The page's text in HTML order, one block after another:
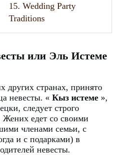
15. Wedding Party
Traditions
или Эль Истеме
других странах, принято
невесты. « Кыз истеме »,
следует строго
Жених едет со своими
членами семьи, с
и с подарками) в
невесты.